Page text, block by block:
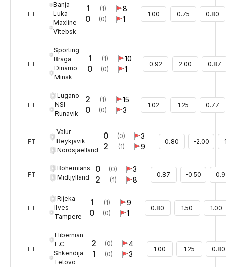
FT
Banja
Luka
Maxline
Vitebsk
1
0
(1)
(0)
8
1
1.00 0.75 0.80
FT
Sporting
Braga
Dinamo
Minsk
1
0
(1)
(0)
10
1
0.92 2.00 0.87
FT
Lugano
NSI
Runavik
2
0
(1)
(0)
15
3
1.02 1.25 0.77
FT
Valur
Reykjavik
Nordsjaelland
0
2
(0)
(1)
3
9
0.80 -2.00
FT
Bohemians
Midtjylland
0
2
(0)
(1)
3
8
0.87 -0.50
FT
Rijeka
Ilves
Tampere
1
0
(1)
(0)
9
1
0.80 1.50 1.00
FT
Hibernian
F.C.
Shkendija
Tetovo
2
1
(0)
(0)
4
3
1.00 1.25 0.80